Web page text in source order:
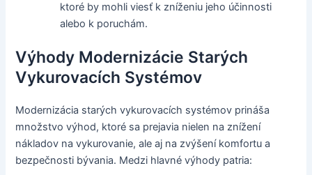
ktoré by mohli viesť k zníženiu jeho účinnosti
alebo k poruchám.
Výhody Modernizácie Starých
Vykurovacích Systémov
Modernizácia starých vykurovacích systémov prináša
množstvo výhod, ktoré sa prejavia nielen na znížení
nákladov na vykurovanie, ale aj na zvýšení komfortu a
bezpečnosti bývania. Medzi hlavné výhody patria: